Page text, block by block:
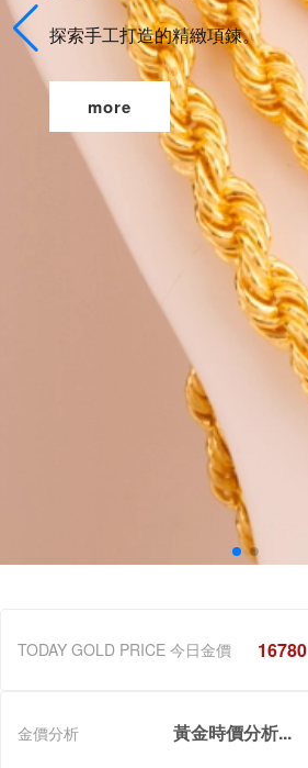
探索手工打造的精緻項鍊。
more
TODAY GOLD PRICE 今日金價 16780
金價分析 黃金時價分析...